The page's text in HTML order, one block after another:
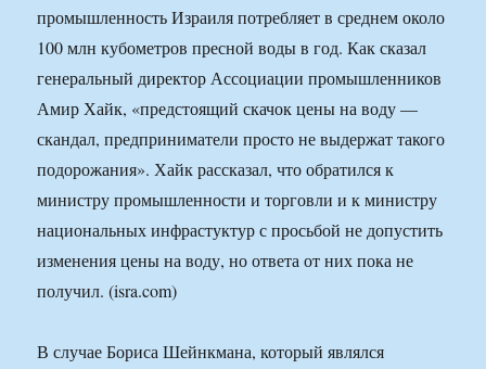
промышленность Израиля потребляет в среднем около
100 млн кубометров пресной воды в год. Как сказал
генеральный директор Ассоциации промышленников
Амир Хайк, «предстоящий скачок цены на воду —
скандал, предприниматели просто не выдержат такого
подорожания». Хайк рассказал, что обратился к
министру промышленности и торговли и к министру
национальных инфрастуктур с просьбой не допустить
изменения цены на воду, но ответа от них пока не
получил. (isra.com)
В случае Бориса Шейнкмана, который являлся